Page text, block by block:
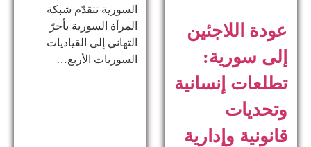
عودة اللاجئين
إلى سورية:
تطلعات إنسانية
وتحديات
قانونية وإدارية
السورية تتقدّم شبكة
المرأة السورية بأحرّ
التهاني إلى القياديات
السوريات الأربع…